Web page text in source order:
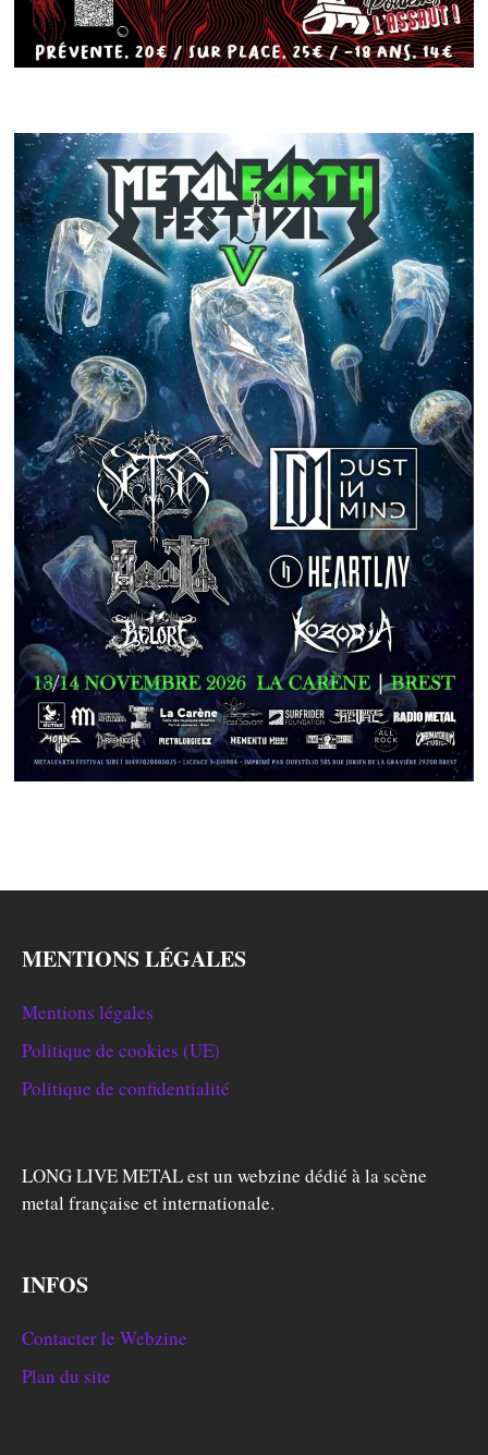
MENTIONS LÉGALES
Mentions légales
Politique de cookies (UE)
Politique de confidentialité
LONG LIVE METAL est un webzine dédié à la scène
metal française et internationale.
INFOS
Contacter le Webzine
Plan du site